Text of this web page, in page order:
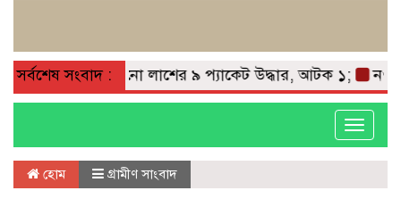
সর্বশেষ সংবাদ :
পলিথিনে মোড়ানো লাশের ৯ প্যাকেট উদ্ধার, আটক ১; নওগাঁর
Toggle
হোম গ্রামীণ সাংবাদ